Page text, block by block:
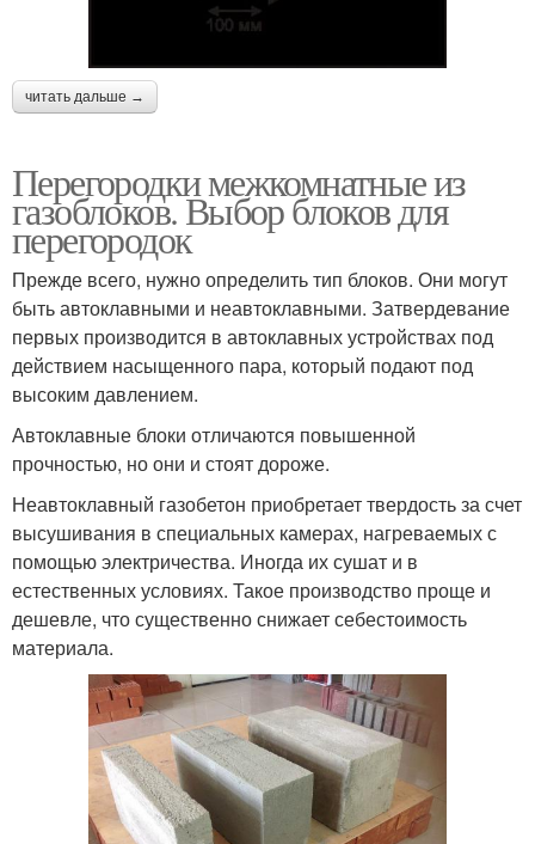
читать дальше →
Перегородки межкомнатные из
газоблоков. Выбор блоков для
перегородок
Прежде всего, нужно определить тип блоков. Они могут
быть автоклавными и неавтоклавными. Затвердевание
первых производится в автоклавных устройствах под
действием насыщенного пара, который подают под
высоким давлением.
Автоклавные блоки отличаются повышенной
прочностью, но они и стоят дороже.
Неавтоклавный газобетон приобретает твердость за счет
высушивания в специальных камерах, нагреваемых с
помощью электричества. Иногда их сушат и в
естественных условиях. Такое производство проще и
дешевле, что существенно снижает себестоимость
материала.